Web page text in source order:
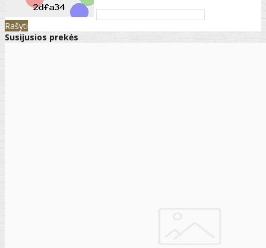
Rašyti
Susijusios prekės